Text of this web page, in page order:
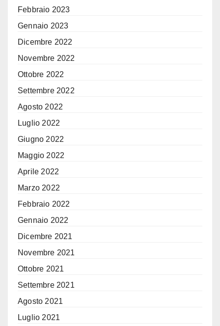
Febbraio 2023
Gennaio 2023
Dicembre 2022
Novembre 2022
Ottobre 2022
Settembre 2022
Agosto 2022
Luglio 2022
Giugno 2022
Maggio 2022
Aprile 2022
Marzo 2022
Febbraio 2022
Gennaio 2022
Dicembre 2021
Novembre 2021
Ottobre 2021
Settembre 2021
Agosto 2021
Luglio 2021